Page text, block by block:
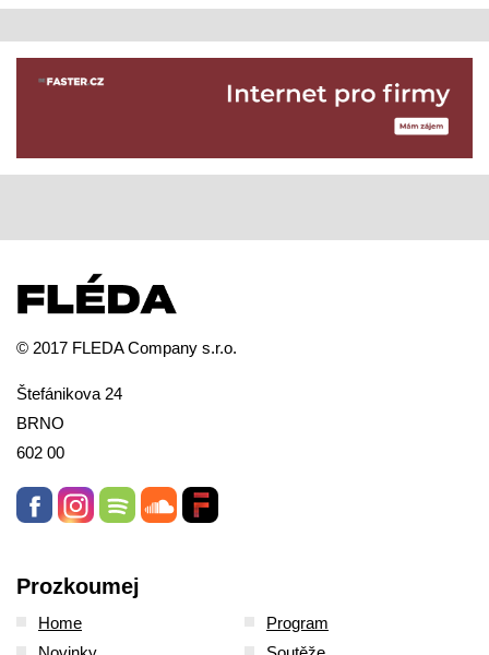
© 2017 FLEDA Company s.r.o.
Štefánikova 24
BRNO
602 00
Prozkoumej
Home
Program